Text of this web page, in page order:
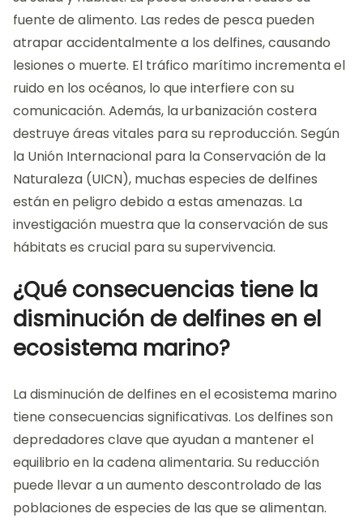
fuente de alimento. Las redes de pesca pueden
atrapar accidentalmente a los delfines, causando
lesiones o muerte. El tráfico marítimo incrementa el
ruido en los océanos, lo que interfiere con su
comunicación. Además, la urbanización costera
destruye áreas vitales para su reproducción. Según
la Unión Internacional para la Conservación de la
Naturaleza (UICN), muchas especies de delfines
están en peligro debido a estas amenazas. La
investigación muestra que la conservación de sus
hábitats es crucial para su supervivencia.
¿Qué consecuencias tiene la
disminución de delfines en el
ecosistema marino?
La disminución de delfines en el ecosistema marino
tiene consecuencias significativas. Los delfines son
depredadores clave que ayudan a mantener el
equilibrio en la cadena alimentaria. Su reducción
puede llevar a un aumento descontrolado de las
poblaciones de especies de las que se alimentan.